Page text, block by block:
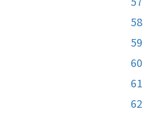
58
59
60
61
62